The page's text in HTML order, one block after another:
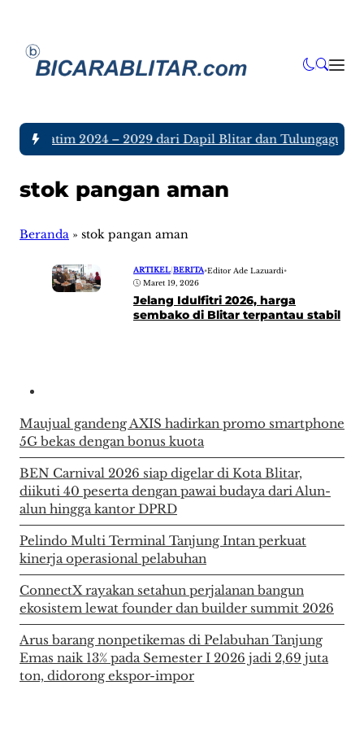
Jatim 2024 – 2029 dari Dapil Blitar dan Tulungagung,
stok pangan aman
Beranda » stok pangan aman
ARTIKEL BERITA•Editor Ade Lazuardi•
Maret 19, 2026
Jelang Idulfitri 2026, harga
sembako di Blitar terpantau stabil
Maujual gandeng AXIS hadirkan promo smartphone
5G bekas dengan bonus kuota
BEN Carnival 2026 siap digelar di Kota Blitar,
diikuti 40 peserta dengan pawai budaya dari Alun-
alun hingga kantor DPRD
Pelindo Multi Terminal Tanjung Intan perkuat
kinerja operasional pelabuhan
ConnectX rayakan setahun perjalanan bangun
ekosistem lewat founder dan builder summit 2026
Arus barang nonpetikemas di Pelabuhan Tanjung
Emas naik 13% pada Semester I 2026 jadi 2,69 juta
ton, didorong ekspor-impor